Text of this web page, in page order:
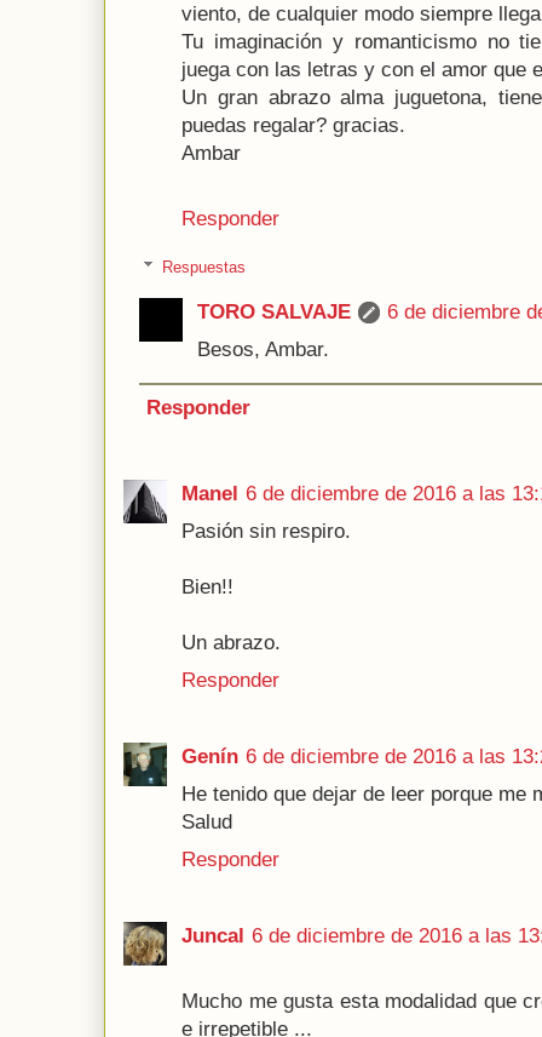
viento, de cualquier modo siempre
Tu imaginación y romanticismo no
juega con las letras y con el amor que
Un gran abrazo alma juguetona,
puedas regalar? gracias.
Ambar
Responder
Respuestas
TORO SALVAJE
6 de diciembre
Besos, Ambar.
Responder
Manel 6 de diciembre de 2016 a las
Pasión sin respiro.
Bien!!
Un abrazo.
Responder
Genín 6 de diciembre de 2016 a las
He tenido que dejar de leer porque me
Salud
Responder
Juncal 6 de diciembre de 2016 a las
Mucho me gusta esta modalidad que
e irrepetible ...